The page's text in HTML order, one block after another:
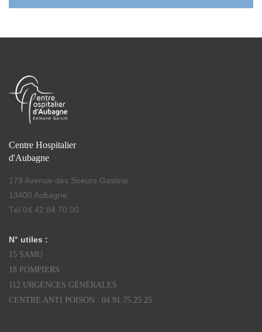
Centre Hospitalier
d'Aubagne
179 Avenue des Soeurs Gastine
13400 Aubagne
Tél 04 42 84 70 00
N° utiles :
15 SAMU
18 POMPIERS
112 URGENCES GÉNÉRALES
CENTRE ANTI POISON : 04.91.75.25.25